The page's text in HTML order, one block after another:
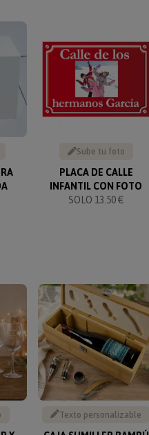
Sube tu foto
PLACA DE CALLE
INFANTIL CON FOTO
SOLO 13.50 €
Texto personalizable